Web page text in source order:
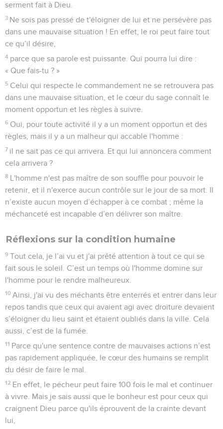
serment fait à Dieu.
3 Ne sois pas pressé de t'éloigner de lui et ne persévère pas
dans une mauvaise situation ! En effet, le roi peut faire tout
ce qu’il désire,
4 parce que sa parole est puissante. Qui pourra lui dire :
« Que fais-tu ? »
5 Celui qui respecte le commandement ne se retrouvera pas
dans une mauvaise situation, et le cœur du sage connaît le
moment opportun et les règles à suivre.
6 Oui, pour toute activité il y a un moment opportun et des
règles, mais il y a un malheur qui accable l'homme :
7 il ne sait pas ce qui arrivera. Et qui lui annoncera comment
cela arrivera ?
8 L'homme n'est pas maître de son souffle pour pouvoir le
retenir, et il n'exerce aucun contrôle sur le jour de sa mort. Il
n’existe aucun moyen d’échapper à ce combat ; même la
méchanceté est incapable d’en délivrer son maître.
Réflexions sur la condition humaine
9 Tout cela, je l’ai vu et j'ai prêté attention à tout ce qui se
fait sous le soleil. C’est un temps où l'homme domine sur
l'homme pour le rendre malheureux.
10 Ainsi, j'ai vu des méchants être enterrés et entrer dans leur
repos tandis que ceux qui avaient agi avec droiture devaient
s’éloigner du lieu saint et étaient oubliés dans la ville. Cela
aussi, c’est de la fumée.
11 Parce qu'une sentence contre de mauvaises actions n’est
pas rapidement appliquée, le cœur des humains se remplit
du désir de faire le mal.
12 En effet, le pécheur peut faire 100 fois le mal et continuer
à vivre. Mais je sais aussi que le bonheur est pour ceux qui
craignent Dieu parce qu'ils éprouvent de la crainte devant
lui,